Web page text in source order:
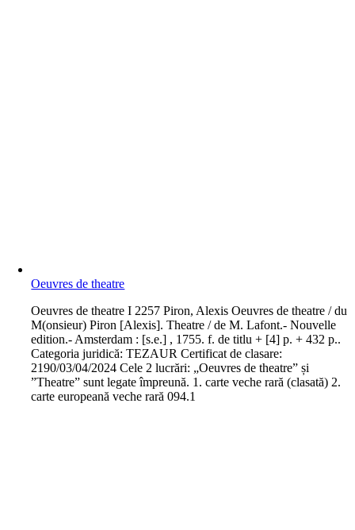
Oeuvres de theatre
Oeuvres de theatre I 2257 Piron, Alexis Oeuvres de theatre / du
M(onsieur) Piron [Alexis]. Theatre / de M. Lafont.- Nouvelle
edition.- Amsterdam : [s.e.] , 1755. f. de titlu + [4] p. + 432 p..
Categoria juridică: TEZAUR Certificat de clasare:
2190/03/04/2024 Cele 2 lucrări: „Oeuvres de theatre” și
”Theatre” sunt legate împreună. 1. carte veche rară (clasată) 2.
carte europeană veche rară 094.1